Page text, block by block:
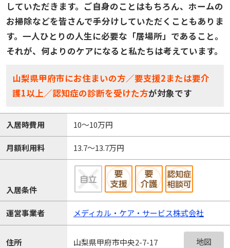
していただきます。ご自身のことはもちろん、ホームの
お掃除などを皆さんで手分けしていただくこともありま
す。一人ひとりの人生に必要な「居場所」であること。
それが、何よりのケアになると私たちは考えています。
山梨県甲府市にお住まいの方／要支援2または要介
護1以上／認知症の診断を受けた方が対象です
入居時費用 10～10万円
月額利用料 13.7～13.7万円
入居条件
運営事業者 メディカル・ケア・サービス株式会社
住所 山梨県甲府市中央2-7-17 地図